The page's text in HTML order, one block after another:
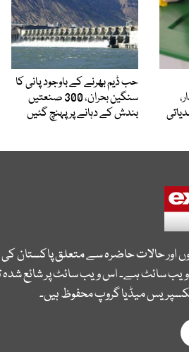
حب ڈیم بھرنے کے باوجود پانی کا
سنگین بحران، 300 صنعتیں
بندش کے دہانے پر پہنچ گئیں
اور حالات حاضرہ سے متعلق پاکستان
سائٹ ہے۔ اس ویب سائٹ پر شائع شدہ
میڈیا گروپ محفوظ ہیں۔